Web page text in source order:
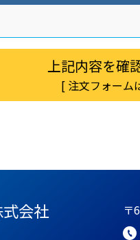
[ 注文フォーム
会社
〒